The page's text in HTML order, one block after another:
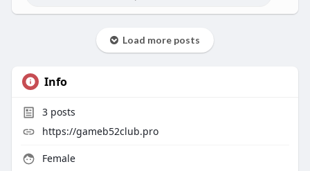
Load more posts
Info
3posts
https://gameb52club.pro
Female